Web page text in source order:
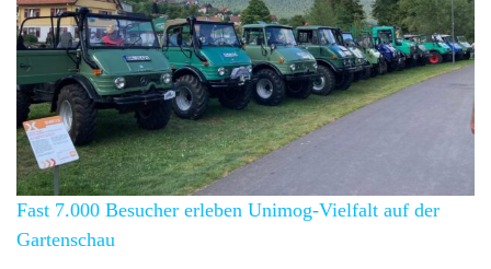
Fast 7.000 Besucher erleben Unimog-Vielfalt auf der
Gartenschau